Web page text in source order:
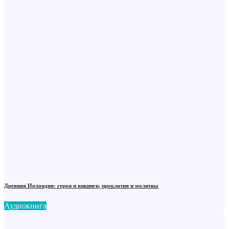
Древняя Ирландия: герои и викинги, проклятия и молитвы
Аудиокнига